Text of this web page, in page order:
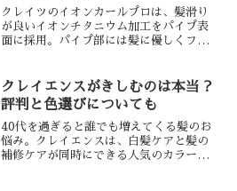
クレイツのイオンカールプロは、髪滑り
が良いイオンチタニウム加工をパイプ表
面に採用。パイプ部には髪に優しくフィ
す。でも一部では「イオンカールプロが
売ってない？」という噂が...
クレイエンスがきしむのは本当？
評判と色選びについても
40代を過ぎると誰でも増えてくる髪のお
悩み。クレイエンスは、白髪ケアと髪の
補修ケアが同時にできる人気のカラート